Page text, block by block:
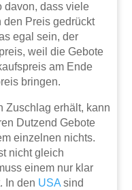
davon, dass viele
den Preis gedrückt
egal sein, der
weil die Gebote
am Ende
bringen.
Zuschlag erhält, kann
Dutzend Gebote
einzelnen nichts.
nicht gleich
einem nur klar
In den USA sind